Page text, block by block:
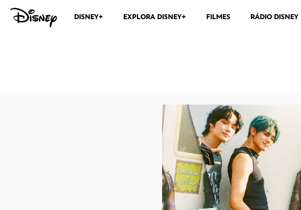
DISNEY+ EXPLORA DISNEY+ FILMES RÁDIO DISNEY